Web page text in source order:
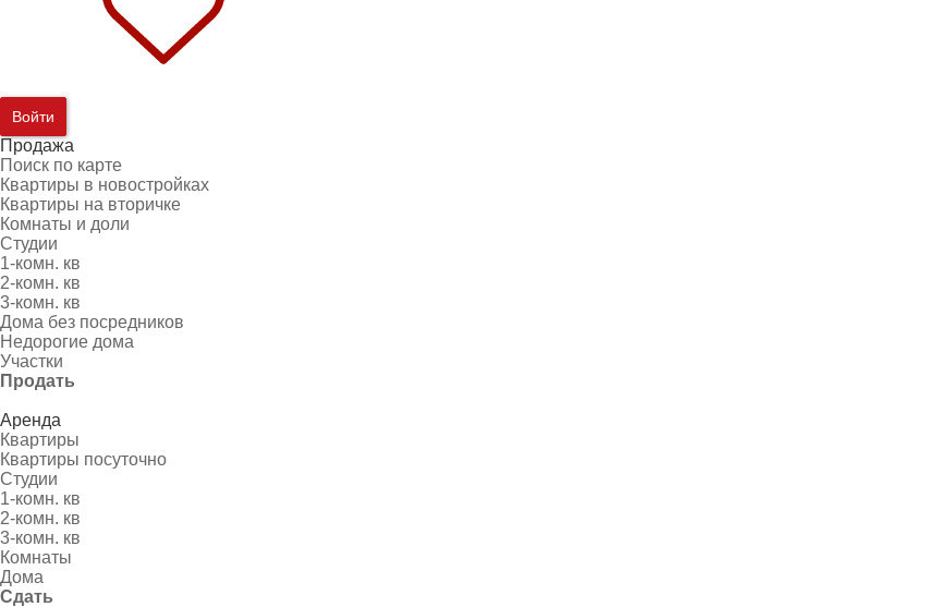
Войти
Продажа
Поиск по карте
Квартиры в новостройках
Квартиры на вторичке
Комнаты и доли
Студии
1-комн. кв
2-комн. кв
3-комн. кв
Дома без посредников
Недорогие дома
Участки
Продать
Аренда
Квартиры
Квартиры посуточно
Студии
1-комн. кв
2-комн. кв
3-комн. кв
Комнаты
Дома
Сдать